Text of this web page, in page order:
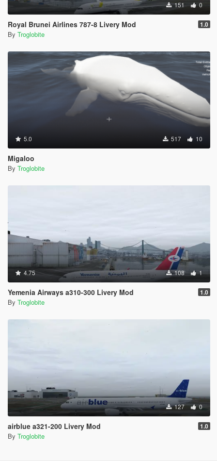
151 0
Royal Brunei Airlines 787-8 Livery Mod 1.0
By Troglobite
5.0 517 10
Migaloo
By Troglobite
4.75 108 1
Yemenia Airways a310-300 Livery Mod 1.0
By Troglobite
127 0
airblue a321-200 Livery Mod 1.0
By Troglobite